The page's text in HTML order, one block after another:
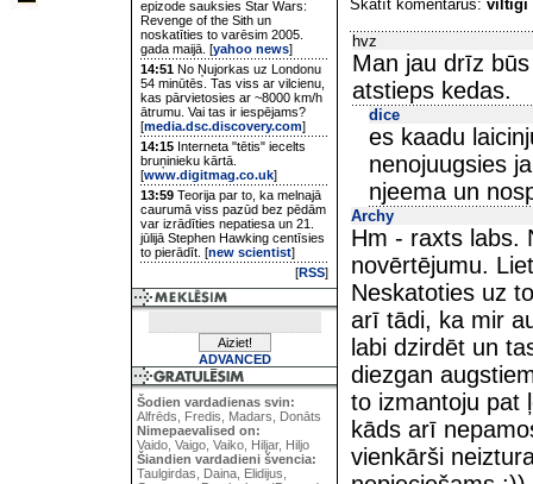
epizode sauksies Star Wars:
Revenge of the Sith un
noskatīties to varēsim 2005.
gada maijā. [yahoo news]
14:51 No Ņujorkas uz Londonu
54 minūtēs. Tas viss ar vilcienu,
kas pārvietosies ar ~8000 km/h
ātrumu. Vai tas ir iespējams?
[media.dsc.discovery.com]
14:15 Interneta "tētis" iecelts
bruņinieku kārtā.
[www.digitmag.co.uk]
13:59 Teorija par to, ka melnajā
caurumā viss pazūd bez pēdām
var izrādīties nepatiesa un 21.
jūlijā Stephen Hawking centīsies
to pierādīt. [new scientist]
[RSS]
ADVANCED
Šodien vardadienas svin:
Alfrēds, Fredis, Madars, Donāts
Nimepaevalised on:
Vaido, Vaigo, Vaiko, Hiljar, Hiljo
Šiandien vardadieni švencia:
Taulgirdas, Daina, Elidijus,
Skatīt komentārus: viltīgi
hvz
Man jau drīz
atstieps kedas.
dice
es kaadu
nenojuugsies
njeema un
Archy
Hm - raxts labs.
novērtējumu.
Neskatoties uz
arī tādi, ka mir
labi dzirdēt un
diezgan
to izmantoju pat
kāds arī
vienkārši